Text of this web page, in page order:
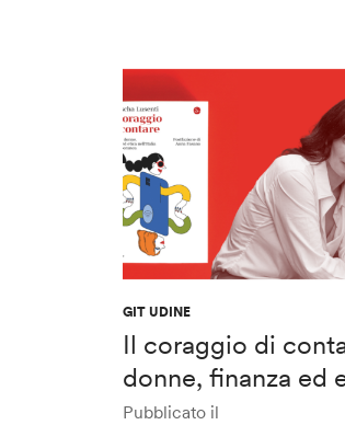
GIT UDINE
Il coraggio di
donne, finanza ed
Pubblicato il